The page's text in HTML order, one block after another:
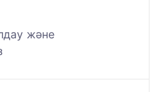
және